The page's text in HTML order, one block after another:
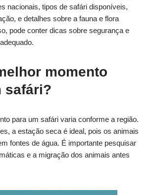
nacionais, tipos de safári disponíveis,
e detalhes sobre a fauna e flora
pode conter dicas sobre segurança e
momento
safári?
para um safári varia conforme a região.
a estação seca é ideal, pois os animais
fontes de água. É importante pesquisar
e a migração dos animais antes